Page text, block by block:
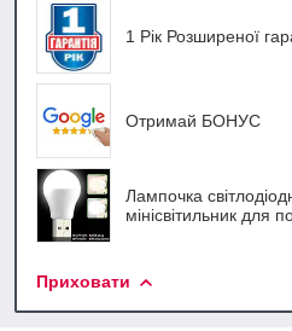
1 Рік Розширеної
Отримай БОНУС
Лампочка
мінісвітильник для
Приховати